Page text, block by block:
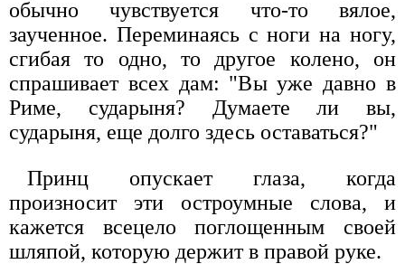
обычно чувствуется что-то вялое,
заученное. Переминаясь с ноги на ногу,
сгибая то одно, то другое колено, он
спрашивает всех дам: "Вы уже давно в
Риме, сударыня? Думаете ли вы,
сударыня, еще долго здесь оставаться?"
Принц опускает глаза, когда
произносит эти остроумные слова, и
кажется всецело поглощенным своей
шляпой, которую держит в правой руке.